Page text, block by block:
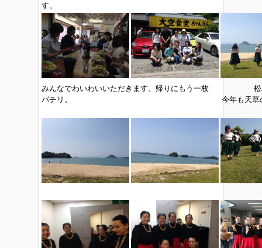
す。
みんなでわいわいいただきます。帰りにもう一枚
パチリ。
今年も天草